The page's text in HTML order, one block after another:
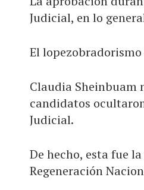
Judicial, en lo
El
Claudia Sheinbuam
candidatos
Judicial.
De hecho, esta fue
Regeneración